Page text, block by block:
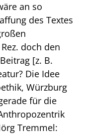
an so
des Textes
doch den
[z. B.
Die Idee
Würzburg
für die
Tremmel: